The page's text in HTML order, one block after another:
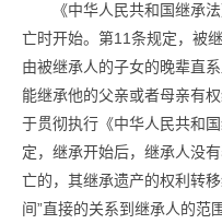
《中华人民共和国继承
亡时开始。第11条规定，被
由被继承人的子女的晚辈直
能继承他的父亲或者母亲有
于贯彻执行《中华人民共和
定，继承开始后，继承人没
亡的，其继承遗产的权利转
间”直接的关系到继承人的范